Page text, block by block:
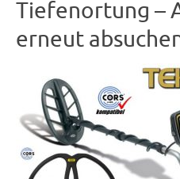
Tiefenortung –
erneut